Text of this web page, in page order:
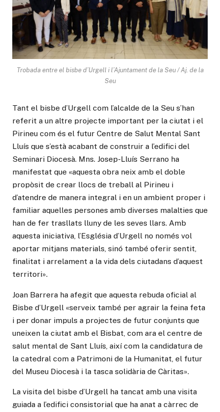
Trobada entre el bisbe d’Urgell i l’Ajuntament de la Seu / Aj. de la
Seu
Tant el bisbe d’Urgell com l’alcalde de la Seu s’han
referit a un altre projecte important per la ciutat i el
Pirineu com és el futur Centre de Salut Mental Sant
Lluís que s’està acabant de construir a l’edifici del
Seminari Diocesà. Mns. Josep-Lluís Serrano ha
manifestat que «aquesta obra neix amb el doble
propòsit de crear llocs de treball al Pirineu i
d’atendre de manera integral i en un ambient proper i
familiar aquelles persones amb diverses malalties que
han de fer trasllats lluny de les seves llars. Amb
aquesta iniciativa, l’Església d’Urgell no només vol
aportar mitjans materials, sinó també oferir sentit,
finalitat i arrelament a la vida dels ciutadans d’aquest
territori».
Joan Barrera ha afegit que aquesta rebuda oficial al
Bisbe d’Urgell «serveix també per agrair la feina feta
i per donar impuls a projectes de futur conjunts que
uneixen la ciutat amb el Bisbat, com ara el centre de
salut mental de Sant Lluís, així com la candidatura de
la catedral com a Patrimoni de la Humanitat, el futur
del Museu Diocesà i la tasca solidària de Càritas».
La visita del bisbe d’Urgell ha tancat amb una visita
guiada a l’edifici consistorial que ha anat a càrrec de